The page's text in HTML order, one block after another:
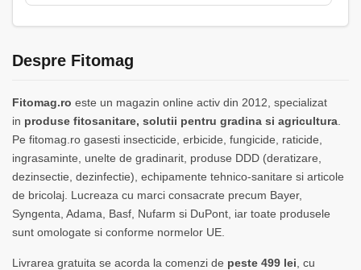
Despre Fitomag
Fitomag.ro este un magazin online activ din 2012, specializat
in produse fitosanitare, solutii pentru gradina si agricultura
Pe fitomag.ro gasesti insecticide, erbicide, fungicide, raticide,
ingrasaminte, unelte de gradinarit, produse DDD (deratizare,
dezinsectie, dezinfectie), echipamente tehnico-sanitare si articole
de bricolaj. Lucreaza cu marci consacrate precum Bayer,
Syngenta, Adama, Basf, Nufarm si DuPont, iar toate produsele
sunt omologate si conforme normelor UE.
Livrarea gratuita se acorda la comenzi de peste 499 lei , cu